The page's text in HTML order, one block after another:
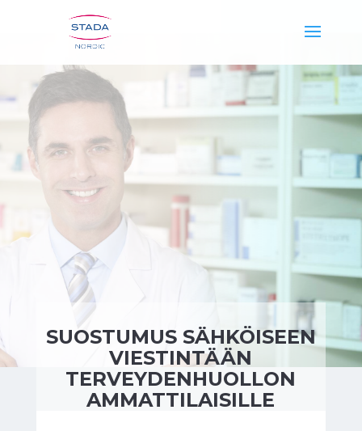
SUOSTUMUS SÄHKÖISEEN
VIESTINTÄÄN
TERVEYDENHUOLLON
AMMATTILAISILLE